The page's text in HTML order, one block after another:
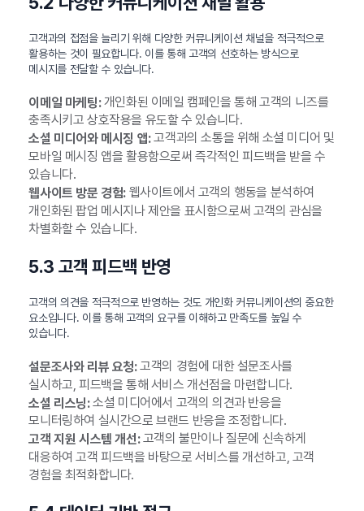
고객과의 접점을 늘리기 위해 다양한 커뮤니케이션 채널을 적극적으로
활용하는 것이 필요합니다. 이를 통해 고객의 선호하는 방식으로
메시지를 전달할 수 있습니다.
이메일 마케팅:개인화된 이메일 캠페인을 통해 고객의 니즈를
충족시키고 상호작용을 유도할 수 있습니다.
소셜 미디어와 메시징 앱:고객과의 소통을 위해 소셜 미디어 및
모바일 메시징 앱을 활용함으로써 즉각적인 피드백을 받을 수
있습니다.
웹사이트 방문 경험:웹사이트에서 고객의 행동을 분석하여
개인화된 팝업 메시지나 제안을 표시함으로써 고객의 관심을
차별화할 수 있습니다.
5.3 고객 피드백 반영
고객의 의견을 적극적으로 반영하는 것도 개인화 커뮤니케이션의 중요한
요소입니다. 이를 통해 고객의 요구를 이해하고 만족도를 높일 수
있습니다.
설문조사와 리뷰 요청:고객의 경험에 대한 설문조사를
실시하고, 피드백을 통해 서비스 개선점을 마련합니다.
소셜 리스닝:소셜 미디어에서 고객의 의견과 반응을
모니터링하여 실시간으로 브랜드 반응을 조정합니다.
고객 지원 시스템 개선:고객의 불만이나 질문에 신속하게
대응하여 고객 피드백을 바탕으로 서비스를 개선하고, 고객
경험을 최적화합니다.